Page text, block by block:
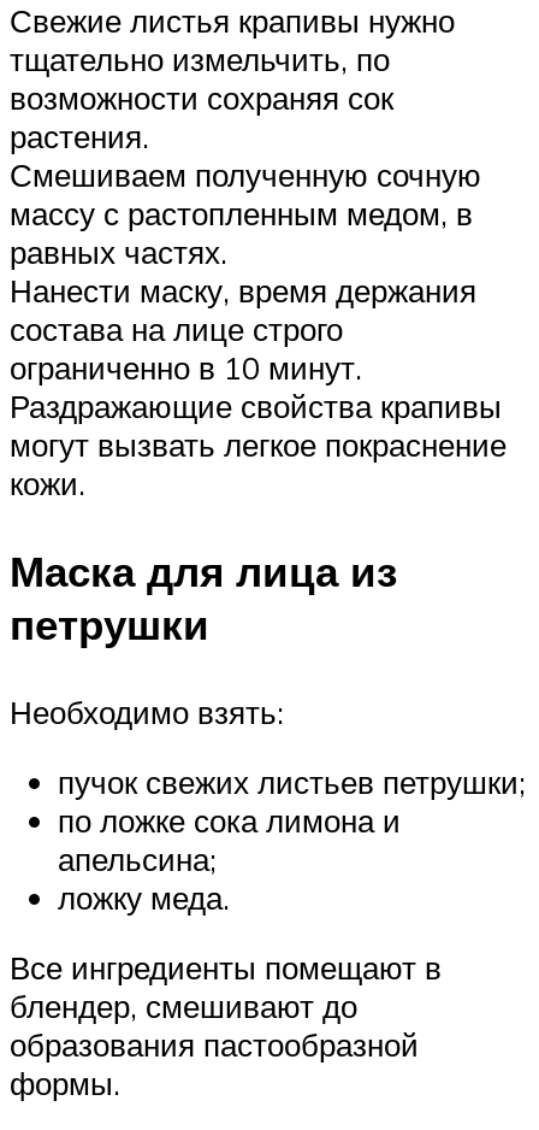
Свежие листья крапивы нужно
тщательно измельчить, по
возможности сохраняя сок
растения.
Смешиваем полученную сочную
массу с растопленным медом, в
равных частях.
Нанести маску, время держания
состава на лице строго
ограниченно в 10 минут.
Раздражающие свойства крапивы
могут вызвать легкое покраснение
кожи.
Маска для лица из
петрушки
Необходимо взять:
пучок свежих листьев петрушки;
по ложке сока лимона и
апельсина;
ложку меда.
Все ингредиенты помещают в
блендер, смешивают до
образования пастообразной
формы.